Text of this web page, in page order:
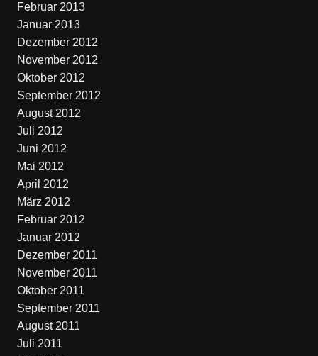
Februar 2013
Januar 2013
Dezember 2012
November 2012
Oktober 2012
September 2012
August 2012
Juli 2012
Juni 2012
Mai 2012
April 2012
März 2012
Februar 2012
Januar 2012
Dezember 2011
November 2011
Oktober 2011
September 2011
August 2011
Juli 2011